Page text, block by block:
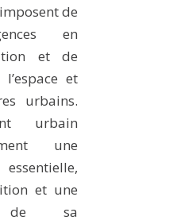
de
en
et de
et
urbains.
urbain
une
et une
de sa